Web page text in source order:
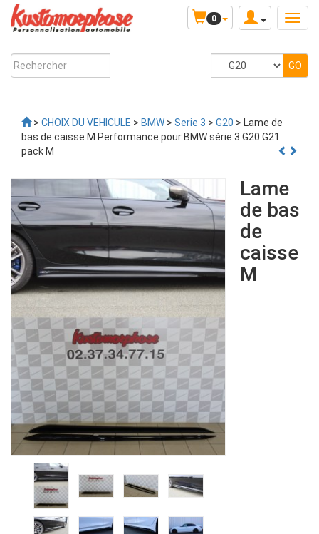
0
> CHOIX DU VEHICULE > BMW > Serie 3 > G20 > Lame de
bas de caisse M Performance pour BMW série 3 G20 G21
pack M
Lame
de bas
de
caisse
M